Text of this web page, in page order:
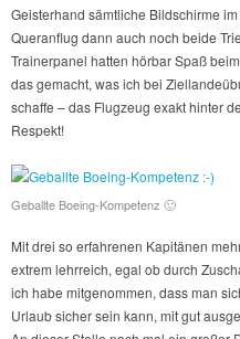
Geisterhand sämtliche Bildschirme
Queranflug dann auch noch beide
Trainerpanel hatten hörbar Spaß
das gemacht, was ich bei
schaffe – das Flugzeug exakt hinter
Respekt!
Geballte Boeing-Kompetenz 🙂
Mit drei so erfahrenen Kapitänen
extrem lehrreich, egal ob durch
ich habe mitgenommen, dass man
Urlaub sicher sein kann, mit gut